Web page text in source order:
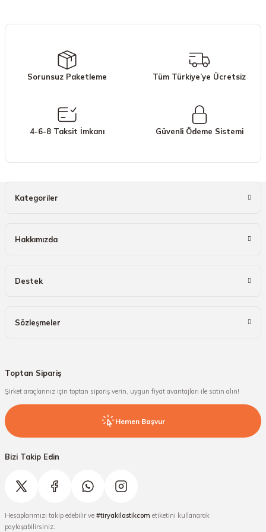
Ürün açıklamasında eksik bilgiler bulunuyor.
Ürün bilgilerinde hatalar bulunuyor.
Bu ürüne benzer farklı alternatifler olmalı.
Sorunsuz Paketleme Tüm Türkiye’ye Ücretsiz
4-6-8 Taksit İmkanı Güvenli Ödeme Sistemi
Kategoriler
Hakkımızda
Destek
Sözleşmeler
Toptan Sipariş
Şirket araçlarınız için toptan sipariş verin, uygun fiyat avantajları ile satın alın!
Hemen Başvur
Bizi Takip Edin
Hesaplarımızı takip edebilir ve #tiryakilastikcom etiketini kullanarak
paylaşabilirsiniz.